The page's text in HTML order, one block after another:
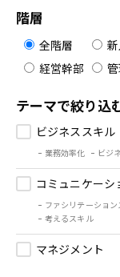
階層
全階層
経営幹部
テーマで絞り込
ビジネススキル
業務効率化 ビジ
コミュニケーシ
ファシリテーション
考えるスキル
マネジメント